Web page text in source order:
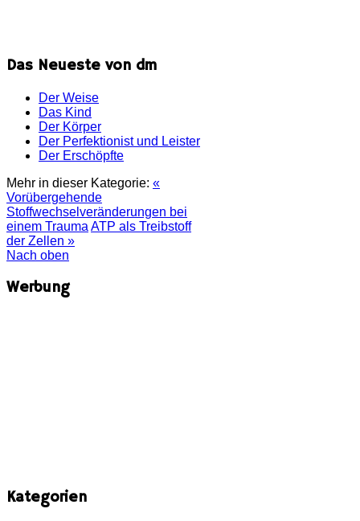
Das Neueste von dm
Der Weise
Das Kind
Der Körper
Der Perfektionist und Leister
Der Erschöpfte
Mehr in dieser Kategorie: «
Vorübergehende
Stoffwechselveränderungen bei
einem Trauma ATP als Treibstoff
der Zellen »
Nach oben
Werbung
Kategorien